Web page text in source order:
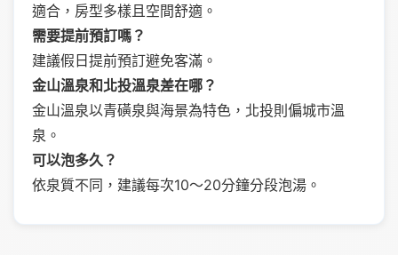
適合，房型多樣且空間舒適。
需要提前預訂嗎？
建議假日提前預訂避免客滿。
金山溫泉和北投溫泉差在哪？
金山溫泉以青磺泉與海景為特色，北投則偏城市溫
泉。
可以泡多久？
依泉質不同，建議每次10～20分鐘分段泡湯。